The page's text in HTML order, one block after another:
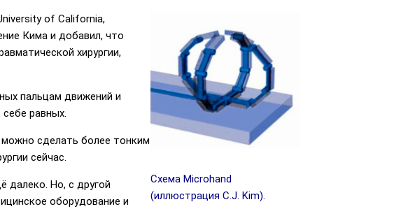
Схема Microhand
(иллюстрация C.J. Kim).
of California,
Кима и добавил, что
хирургии,
пальцам движений и
равных.
сделать более тонким
сейчас.
далеко. Но, с другой
оборудование и